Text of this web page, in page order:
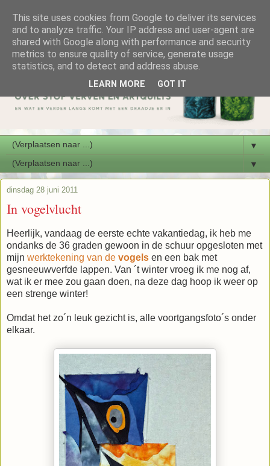
▼
▼
dinsdag 28 juni 2011
In vogelvlucht
Heerlijk, vandaag de eerste echte vakantiedag, ik heb me
ondanks de 36 graden gewoon in de schuur opgesloten met
mijn werktekening van de vogels en een bak met
gesneeuwverfde lappen. Van ´t winter vroeg ik me nog af,
wat ik er mee zou gaan doen, na deze dag hoop ik weer op
een strenge winter!
Omdat het zo´n leuk gezicht is, alle voortgangsfoto´s onder
elkaar.
This site uses cookies from Google to deliver its services
and to analyze traffic. Your IP address and user-agent are
shared with Google along with performance and security
metrics to ensure quality of service, generate usage
statistics, and to detect and address abuse.
LEARN MORE GOT IT